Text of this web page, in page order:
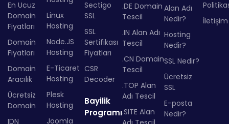
En Ucuz
Domain
Fiyatları
Domain
Fiyatları
Domain
Aracılık
Ücretsiz
Domain
IDN
Linux
Hosting
Node.JS
Hosting
E-Ticaret
Hosting
Plesk
Hosting
Joomla
Sectigo
SSL
SSL
Sertifikası
Fiyatları
CSR
Decoder
Bayilik
Programı
.DE Domain
Tescil
.IN Alan Adı
Tescil
.CN Domain
Tescil
.TOP Alan
Adı Tescil
.SITE Alan
Alan Adı
Nedir?
Hosting
Nedir?
SSL Nedir?
Ücretsiz
SSL
E-posta
Nedir?
İletişim